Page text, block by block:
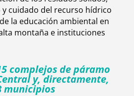
cuidado del recurso hídrico
la educación ambiental en
montaña e instituciones
complejos de páramo
y, directamente,
municipios